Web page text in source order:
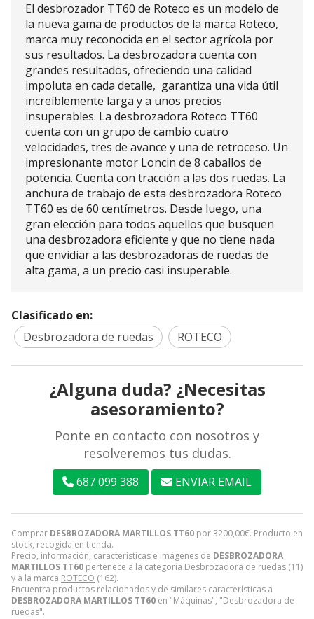
Comprar DESBROZADORA MARTILLOS TT60 por3200,00€. Producto en
stock, recogida en tienda.
Precio, información, características e imágenes de DESBROZADORA
MARTILLOS TT60 pertenece a la categoría Desbrozadora de ruedas (11)
y a la marca ROTECO (162).
Encuentra productos relacionados y de similares características a
DESBROZADORA MARTILLOS TT60 en "Máquinas", "Desbrozadora de
ruedas".
El desbrozador TT60 de Roteco es un modelo de
la nueva gama de productos de la marca Roteco,
marca muy reconocida en el sector agrícola por
sus resultados. La desbrozadora cuenta con
grandes resultados, ofreciendo una calidad
impoluta en cada detalle, garantiza una vida útil
increíblemente larga y a unos precios
insuperables. La desbrozadora Roteco TT60
cuenta con un grupo de cambio cuatro
velocidades, tres de avance y una de retroceso. Un
impresionante motor Loncin de 8 caballos de
potencia. Cuenta con tracción a las dos ruedas. La
anchura de trabajo de esta desbrozadora Roteco
TT60 es de 60 centímetros. Desde luego, una
gran elección para todos aquellos que busquen
una desbrozadora eficiente y que no tiene nada
que envidiar a las desbrozadoras de ruedas de
alta gama, a un precio casi insuperable.
Clasificado en:
Desbrozadora de ruedas
ROTECO
¿Alguna duda? ¿Necesitas
asesoramiento?
Ponte en contacto con nosotros y
resolveremos tus dudas.
687 099 388 ENVIAR EMAIL